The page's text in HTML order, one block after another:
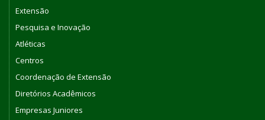
Extensão
Pesquisa e Inovação
Atléticas
Centros
Coordenação de Extensão
Diretórios Acadêmicos
Empresas Juniores